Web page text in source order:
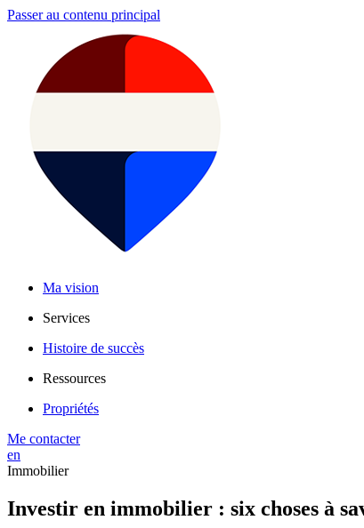
Passer au contenu principal
Ma vision
Services
Histoire de succès
Ressources
Propriétés
Me contacter
en
Immobilier
Investir en immobilier : six choses à